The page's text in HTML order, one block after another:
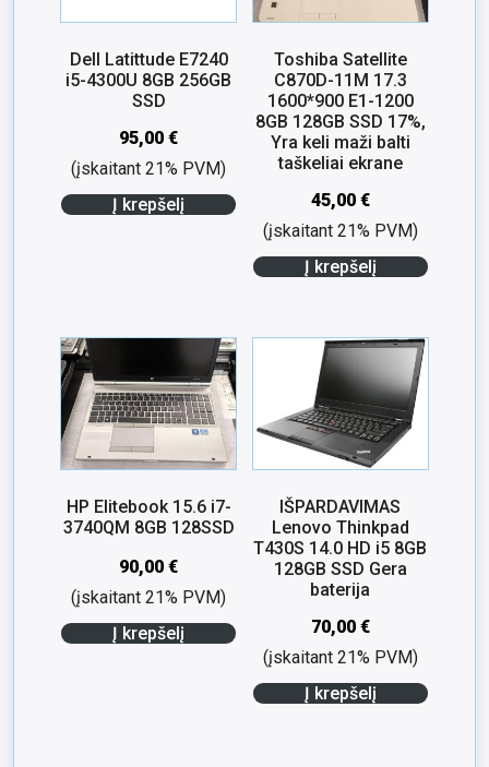
Dell Latittude E7240
i5-4300U 8GB 256GB
SSD
95,00€
(įskaitant 21% PVM)
Į krepšelį
Toshiba Satellite
C870D-11M 17.3
1600*900 E1-1200
8GB 128GB SSD 17%,
Yra keli maži balti
taškeliai ekrane
45,00 €
(įskaitant 21% PVM)
Į krepšelį
HP Elitebook 15.6 i7-
3740QM 8GB 128SSD
90,00€
(įskaitant 21% PVM)
Į krepšelį
IŠPARDAVIMAS
Lenovo Thinkpad
T430S 14.0 HD i5 8GB
128GB SSD Gera
baterija
70,00 €
(įskaitant 21% PVM)
Į krepšelį